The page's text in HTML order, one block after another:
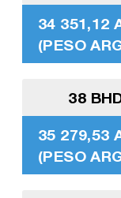
34 351,12
(PESO
38
35 279,53
(PESO